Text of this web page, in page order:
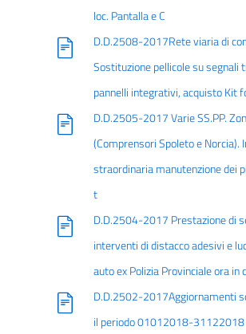
loc. Pantalla e C
D.D.2508-2017Rete viaria di
Sostituzione pellicole su segnali
pannelli integrativi, acquisto Kit
D.D.2505-2017 Varie SS.PP.
(Comprensori Spoleto e Norcia).
straordinaria manutenzione dei
t
D.D.2504-2017 Prestazione di
interventi di distacco adesivi e
auto ex Polizia Provinciale ora in
D.D.2502-2017Aggiornamenti
il periodo 01012018-